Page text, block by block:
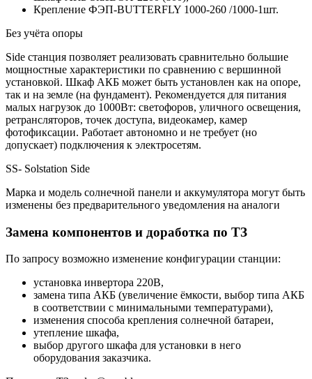
Крепление ФЭП-BUTTERFLY 1000-260 /1000-1шт.
Без учёта опоры
Side станция позволяет реализовать сравнительно большие
мощностные характеристики по сравнению с вершинной
установкой. Шкаф АКБ может быть установлен как на опоре,
так и на земле (на фундамент). Рекомендуется для питания
малых нагрузок до 1000Вт: светофоров, уличного освещения,
ретрансляторов, точек доступа, видеокамер, камер
фотофиксации. Работает автономно и не требует (но
допускает) подключения к электросетям.
SS- Solstation Side
Марка и модель солнечной панели и аккумулятора могут быть
изменены без предварительного уведомления на аналоги
Замена компонентов и доработка по ТЗ
По запросу возможно изменение конфигурации станции:
установка инвертора 220В,
замена типа АКБ (увеличение ёмкости, выбор типа АКБ
в соответствии с минимальными температурами),
изменения способа крепления солнечной батареи,
утепление шкафа,
выбор другого шкафа для установки в него
оборудования заказчика.